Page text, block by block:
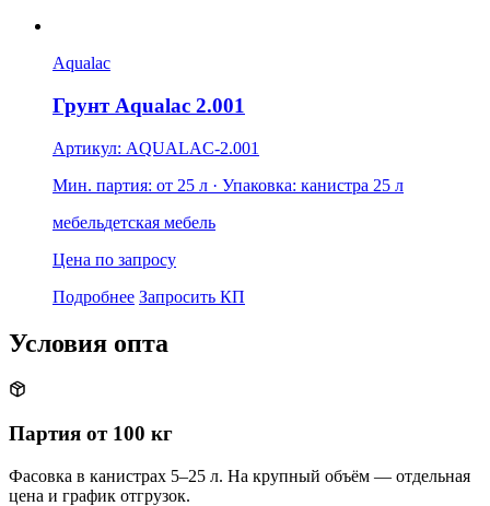
Aqualac
Грунт Aqualac 2.001
Артикул: AQUALAC-2.001
Мин. партия: от 25 л · Упаковка: канистра 25 л
мебельдетская мебель
Цена по запросу
Подробнее Запросить КП
Условия опта
Партия от 100 кг
Фасовка в канистрах 5–25 л. На крупный объём — отдельная
цена и график отгрузок.